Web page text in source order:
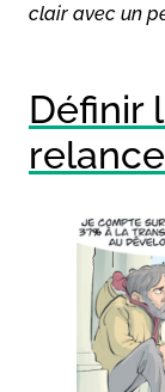
clair avec un
Définir
relance